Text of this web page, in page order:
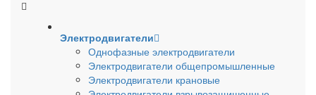
Электродвигатели
Однофазные электродвигатели
Электродвигатели общепромышленные
Электродвигатели крановые